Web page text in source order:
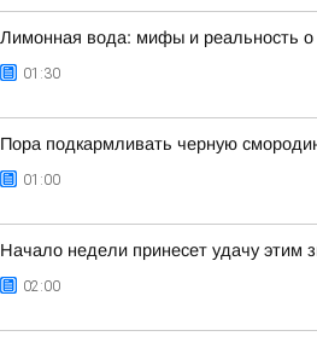
Лимонная вода: мифы и реальность о
01:30
Пора подкармливать черную
01:00
Начало недели принесет удачу этим
02:00